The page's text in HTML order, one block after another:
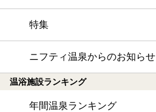
特集
ニフティ温泉からのお知らせ
温浴施設ランキング
年間温泉ランキング